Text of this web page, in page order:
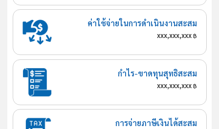
ค่าใช้จ่ายในการดำเนินงานสะสม
xxx,xxx,xxx฿
กำไร-ขาดทุนสุทธิสะสม
xxx,xxx,xxx฿
การจ่ายภาษีเงินได้สะสม